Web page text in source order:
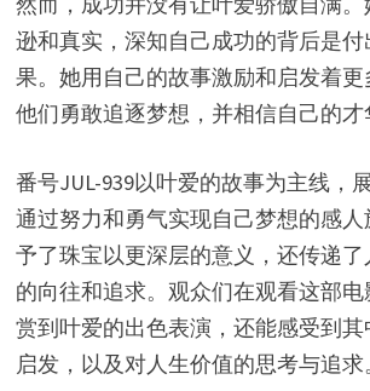
逊和真实，深知自己成功的背后是
果。她用自己的故事激励和启发着
他们勇敢追逐梦想，并相信自己的才
番号JUL-939以叶爱的故事为主线，
通过努力和勇气实现自己梦想的感
予了珠宝以更深层的意义，还传递
的向往和追求。观众们在观看这部
赏到叶爱的出色表演，还能感受到
启发，以及对人生价值的思考与追求